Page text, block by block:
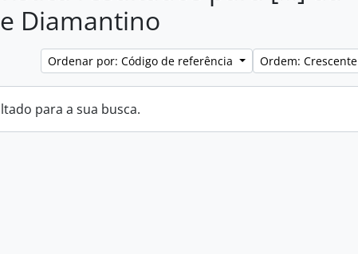
Diamantino
Ordenar por: Código de referência Ordem: Crescente
para a sua busca.